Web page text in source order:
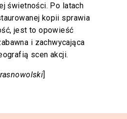
świetności. Po latach
kopii sprawia
jest to opowieść
i zachwycająca
scen akcji.
]